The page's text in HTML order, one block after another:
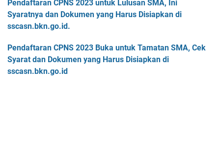
Pendaftaran CPNS 2023 untuk Lulusan SMA, Ini
Syaratnya dan Dokumen yang Harus Disiapkan di
sscasn.bkn.go.id.
Pendaftaran CPNS 2023 Buka untuk Tamatan SMA, Cek
Syarat dan Dokumen yang Harus Disiapkan di
sscasn.bkn.go.id